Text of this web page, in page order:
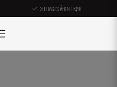
30 DAGES ÅBENT KØB